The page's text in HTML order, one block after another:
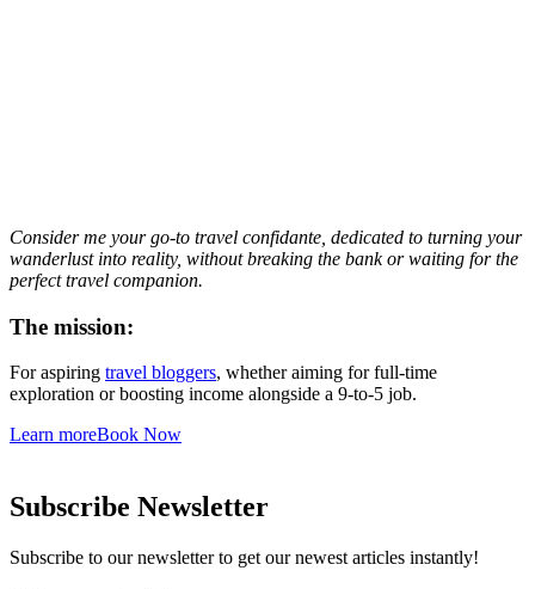
Consider me your go-to travel confidante, dedicated to turning your
wanderlust into reality, without breaking the bank or waiting for the
perfect travel companion.
The mission:
For aspiring travel bloggers, whether aiming for full-time
exploration or boosting income alongside a 9-to-5 job.
Learn moreBook Now
Subscribe Newsletter
Subscribe to our newsletter to get our newest articles instantly!